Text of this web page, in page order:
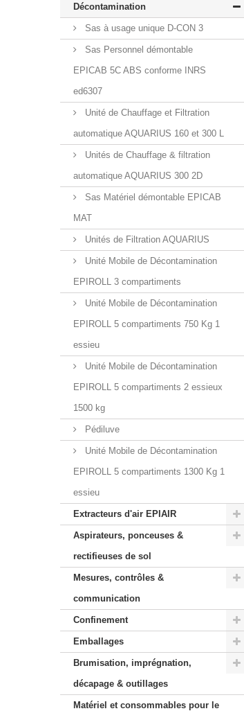
Décontamination
Sas à usage unique D-CON 3
Sas Personnel démontable
EPICAB 5C ABS conforme INRS
ed6307
Unité de Chauffage et Filtration
automatique AQUARIUS 160 et 300 L
Unités de Chauffage & filtration
automatique AQUARIUS 300 2D
Sas Matériel démontable EPICAB
MAT
Unités de Filtration AQUARIUS
Unité Mobile de Décontamination
EPIROLL 3 compartiments
Unité Mobile de Décontamination
EPIROLL 5 compartiments 750 Kg 1
essieu
Unité Mobile de Décontamination
EPIROLL 5 compartiments 2 essieux
1500 kg
Pédiluve
Unité Mobile de Décontamination
EPIROLL 5 compartiments 1300 Kg 1
essieu
Extracteurs d'air EPIAIR
Aspirateurs, ponceuses &
rectifieuses de sol
Mesures, contrôles &
communication
Confinement
Emballages
Brumisation, imprégnation,
décapage & outillages
Matériel et consommables pour le